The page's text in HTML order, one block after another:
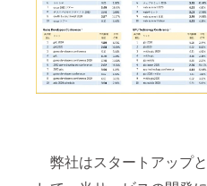
弊社はスタートアップと